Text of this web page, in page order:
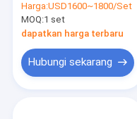
Ortopedi Dan Gergaji
Harga:USD1600~1800/Set
MOQ:1 set
dapatkan harga terbaru
Hubungi sekarang